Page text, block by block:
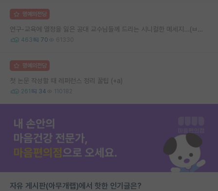
명예의전당
연구-교육에 열정을 잃은 공대 교수님들께 드리는 시니컬한 메세지...(ㅂㄷㅂㄷ)
463 70 61330
명예의전당
첫 논문 작성할 때 레퍼런스 정리 꿀팁 (+a)
261 34 110182
자유 게시판(아무개랩)에서 핫한 인기글은?